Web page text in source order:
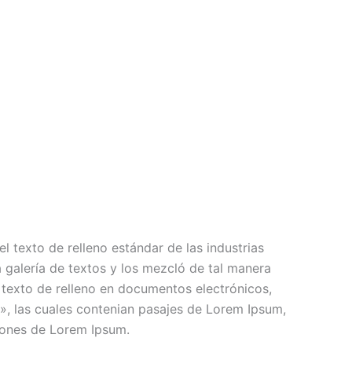
texto de relleno estándar de las industrias
de textos y los mezcló de tal manera
de relleno en documentos electrónicos,
las cuales contenian pasajes de Lorem Ipsum,
de Lorem Ipsum.